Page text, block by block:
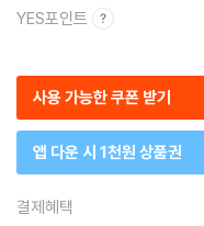
YES포인트
사용 가능한 쿠폰 받기
앱 다운 시 1천원 상품권
결제혜택